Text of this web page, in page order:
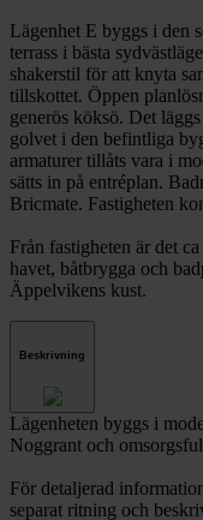
Lägenhet E byggs i den
terrass i bästa
shakerstil för att knyta
tillskottet. Öppen
generös köksö. Det
golvet i den befintliga
armaturer tillåts vara i
sätts in på entréplan.
Bricmate. Fastigheten
Från fastigheten är det
havet, båtbrygga och
Äppelvikens kust.
Beskrivning
Lägenheten byggs i
Noggrant och
För detaljerad
separat ritning och